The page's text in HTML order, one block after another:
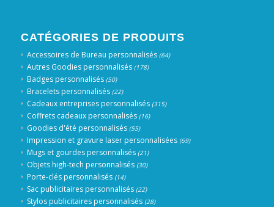
CATÉGORIES DE PRODUITS
Accessoires de Bureau personnalisés (64)
Autres Goodies personnalisés (178)
Badges personnalisés (50)
Bracelets personnalisés (22)
Cadeaux entreprises personnalisés (315)
Coffrets cadeaux personnalisés (16)
Goodies d'été personnalisés (55)
Impression et gravure laser personnalisées (69)
Mugs et gourdes personnalisés (21)
Objets high-tech personnalisés (30)
Porte-clés personnalisés (14)
Sac publicitaires personnalisés (22)
Stylos publicitaires personnalisés (28)